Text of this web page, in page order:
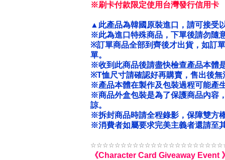
※刷卡付款限定使用台灣發行信用卡
▲此產品為韓國原裝進口，請可接受
※此為進口特殊商品，下單後請勿隨
※訂單商品全部到齊後才出貨，如訂
單。
※收到此商品後請盡快檢查產品本體
※T恤尺寸請確認好再購賣，售出後無
※產品本體在製作及包裝過程可能產
※商品外盒包裝是為了保護商品內容
諒。
※拆封商品時請全程錄影，保障雙方
※消費者如屬要求完美主義者還請至
《Character Card Giveaway Event